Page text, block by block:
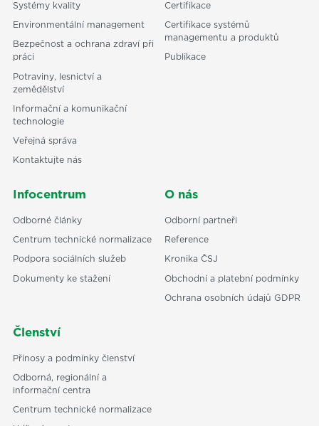
Systémy kvality
Environmentální management
Bezpečnost a ochrana zdraví při
práci
Potraviny, lesnictví a
zemědělství
Informační a komunikační
technologie
Veřejná správa
Kontaktujte nás
Certifikace
Certifikace systémů
managementu a produktů
Publikace
Infocentrum
Odborné články
Centrum technické normalizace
Podpora sociálních služeb
Dokumenty ke stažení
O nás
Odborní partneři
Reference
Kronika ČSJ
Obchodní a platební podmínky
Ochrana osobních údajů GDPR
Členství
Přínosy a podmínky členství
Odborná, regionální a
informační centra
Centrum technické normalizace